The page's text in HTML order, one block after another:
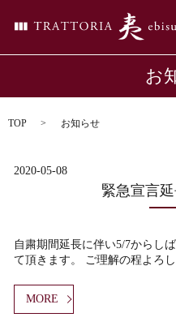
お
TOP お知らせ
2020-05-08
緊急宣言
自粛期間延長に伴い5/7からし
て頂きます。 ご理解の程よろ
MORE